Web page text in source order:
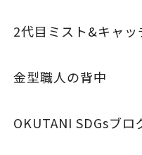
2代目ミスト&キャッ
金型職人の背中
OKUTANI SDGsブロ